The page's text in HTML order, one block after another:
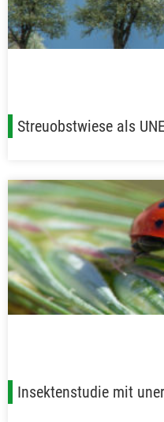
Streuobstwiese als
Insektenstudie mit